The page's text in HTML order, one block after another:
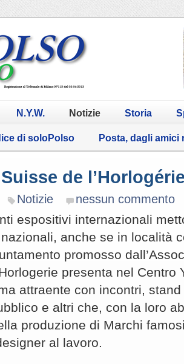
N.Y.W. Notizie Storia
di soloPolso Posta, dagli amici
de
Notizie nessun commento
espositivi internazionali
anche se in località
promosso
presenta nel Centro
attraente con incontri,
e altri che, con la loro
produzione di Marchi
al lavoro.